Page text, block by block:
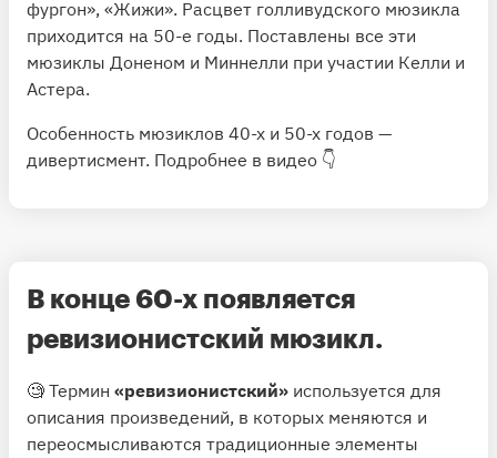
фургон», «Жижи». Расцвет голливудского мюзикла
приходится на 50-е годы. Поставлены все эти
мюзиклы Доненом и Миннелли при участии Келли и
Астера.
Особенность мюзиклов 40-х и 50-х годов —
дивертисмент. Подробнее в видео 👇
В конце 60-х появляется
ревизионистский мюзикл.
🧐 Термин «ревизионистский» используется для
описания произведений, в которых меняются и
переосмысливаются традиционные элементы